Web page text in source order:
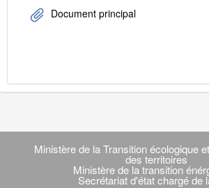
Document principal
Navigation
transverse
Ministère de la Transition écologique
des territoires
Ministère de la transition
Secrétariat d'état chargé de